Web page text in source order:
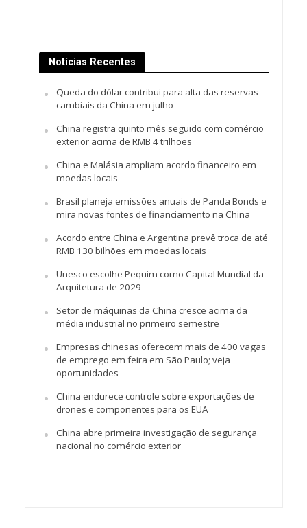
Notícias Recentes
Queda do dólar contribui para alta das reservas
cambiais da China em julho
China registra quinto mês seguido com comércio
exterior acima de RMB 4 trilhões
China e Malásia ampliam acordo financeiro em
moedas locais
Brasil planeja emissões anuais de Panda Bonds e
mira novas fontes de financiamento na China
Acordo entre China e Argentina prevê troca de até
RMB 130 bilhões em moedas locais
Unesco escolhe Pequim como Capital Mundial da
Arquitetura de 2029
Setor de máquinas da China cresce acima da
média industrial no primeiro semestre
Empresas chinesas oferecem mais de 400 vagas
de emprego em feira em São Paulo; veja
oportunidades
China endurece controle sobre exportações de
drones e componentes para os EUA
China abre primeira investigação de segurança
nacional no comércio exterior